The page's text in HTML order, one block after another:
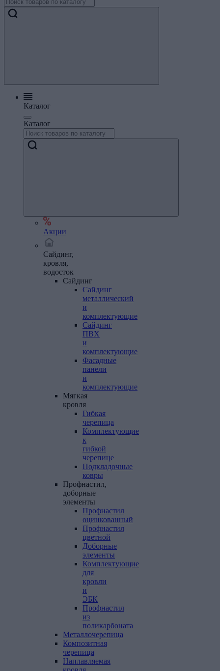
Каталог
Каталог
Акции
Сайдинг,
кровля,
водосток
Сайдинг
Сайдинг
металлический
и
комплектующие
Сайдинг
ПВХ
и
комплектующие
Фасадные
панели
и
комплектующие
Мягкая
кровля
Гибкая
черепица
Комплектующие
к
гибкой
черепице
Подкладочные
ковры
Профнастил,
доборные
элементы
Профнастил
оцинкованный
Профнастил
цветной
Доборные
элементы
Комплектующие
для
кровли
и
ЭБК
Профнастил
из
поликарбоната
Металлочерепица
Композитная
черепица
Наплавляемая